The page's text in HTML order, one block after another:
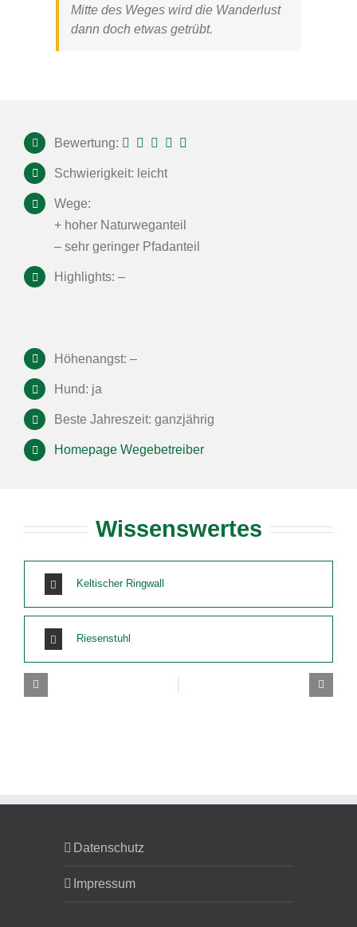
Mitte des Weges wird die Wanderlust
dann doch etwas getrübt.
Bewertung:
Schwierigkeit: leicht
Wege:
+ hoher Naturweganteil
– sehr geringer Pfadanteil
Highlights: –
Höhenangst: –
Hund: ja
Beste Jahreszeit: ganzjährig
Homepage Wegebetreiber
Wissenswertes
Keltischer Ringwall
Riesenstuhl
Datenschutz
Impressum